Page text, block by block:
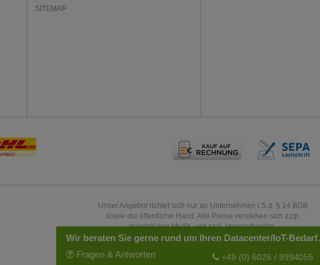
SITEMAP
Unser Angebot richtet sich nur an Unternehmen i.S.d. § 14 BGB
sowie die öffentliche Hand. Alle Preise verstehen sich zzgl.
gesetzlicher MwSt. und zzgl. Versandkosten.
Wir beraten Sie gerne rund um Ihren Datacenter/IoT-Bedarf.
Fragen & Antworten
+49 (0) 6026 / 9994055